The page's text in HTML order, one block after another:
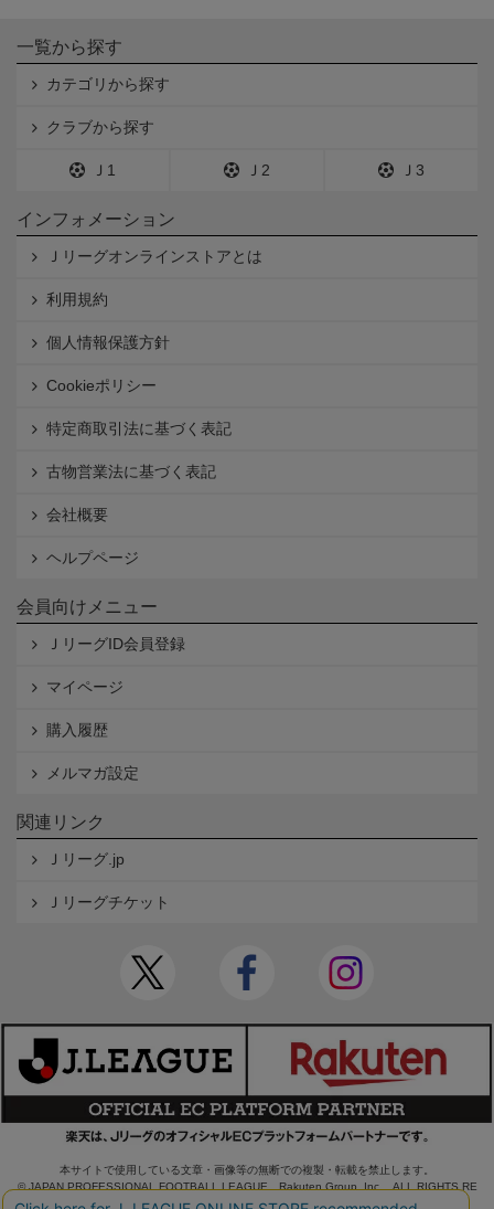
一覧から探す
カテゴリから探す
クラブから探す
Ｊ1 Ｊ2 Ｊ3
インフォメーション
Ｊリーグオンラインストアとは
利用規約
個人情報保護方針
Cookieポリシー
特定商取引法に基づく表記
古物営業法に基づく表記
会社概要
ヘルプページ
会員向けメニュー
ＪリーグID会員登録
マイページ
購入履歴
メルマガ設定
関連リンク
Ｊリーグ.jp
Ｊリーグチケット
本サイトで使用している文章・画像等の無断での複製・転載を禁止します。
© JAPAN PROFESSIONAL FOOTBALL LEAGUE Rakuten Group, Inc. ALL RIGHTS RE
SERVED.